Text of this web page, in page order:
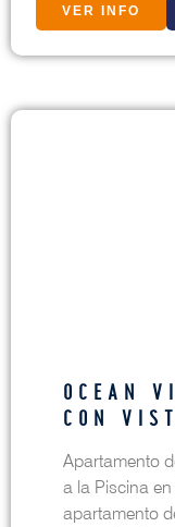
VER INFO
OCEAN
CON
Apartamento
a la Piscina
apartamento